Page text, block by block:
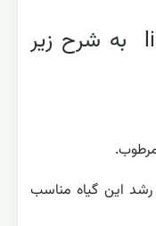
نگهداری از گیاه lilly pilly به شرح زیر
درجه برای رشد این گیاه مناسب